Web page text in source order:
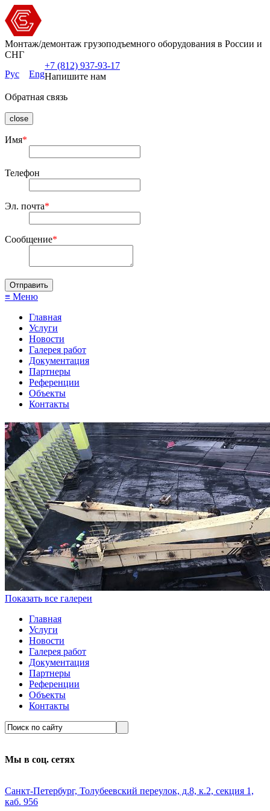
Монтаж/демонтаж грузоподъемного оборудования в России и
СНГ
Рус
Eng
+7 (812) 937-93-17
Напишите нам
Обратная связь
close
Имя*
Телефон
Эл. почта*
Сообщение*
≡ Меню
Главная
Услуги
Новости
Галерея работ
Документация
Партнеры
Референции
Объекты
Контакты
Показать все галереи
Главная
Услуги
Новости
Галерея работ
Документация
Партнеры
Референции
Объекты
Контакты
Мы в соц. сетях
Санкт-Петербург, Толубеевский переулок, д.8, к.2, секция 1,
каб. 956